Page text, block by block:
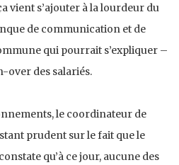
vient s’ajouter à la lourdeur du
de communication et de
qui pourrait s’expliquer –
over des salariés.
le coordinateur de
prudent sur le fait que le
qu’à ce jour, aucune des